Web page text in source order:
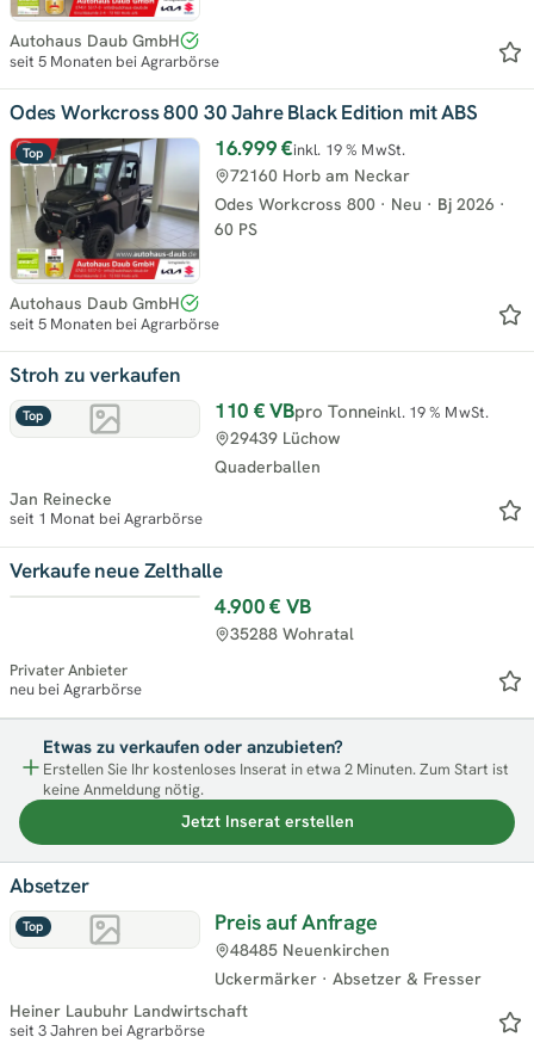
Autohaus Daub GmbH
seit 5 Monaten bei Agrarbörse
Top
Odes Workcross 800 30 Jahre Black Edition mit ABS
16.999 €inkl. 19 % MwSt.
Odes Workcross 800 · Neu · Bj 2026 ·
60 PS
72160 Horb am Neckar
Autohaus Daub GmbH
seit 5 Monaten bei Agrarbörse
Top
Stroh zu verkaufen
110 €VBpro Tonneinkl. 19 % MwSt.
Quaderballen
29439 Lüchow
Jan Reinecke
seit 1 Monat bei Agrarbörse
Verkaufe neue Zelthalle
4.900 € VB
35288 Wohratal
Privater Anbieter
neu bei Agrarbörse
Etwas zu verkaufen oder anzubieten?
Erstellen Sie Ihr kostenloses Inserat in etwa 2 Minuten. Zum Start ist
keine Anmeldung nötig.
Jetzt Inserat erstellen
Top
Absetzer
Preis auf Anfrage
Uckermärker · Absetzer & Fresser
48485 Neuenkirchen
Heiner Laubuhr Landwirtschaft
seit 3 Jahren bei Agrarbörse